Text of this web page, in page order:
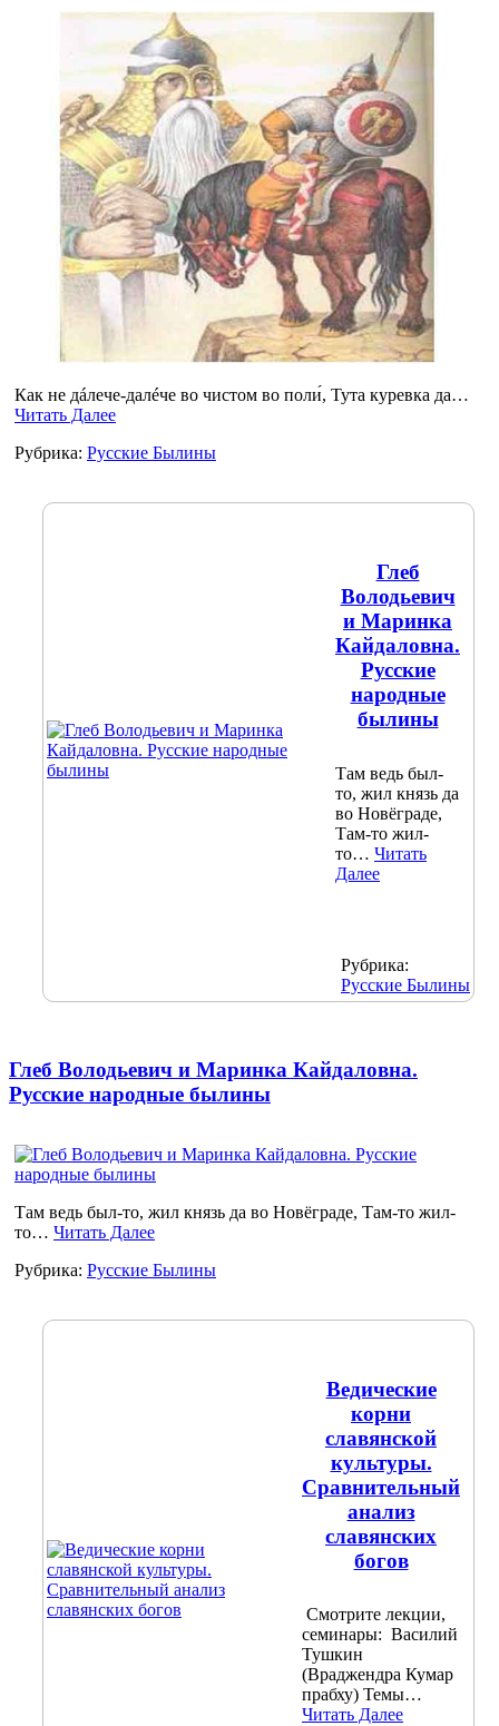
Как не дáлече-далéче во чистом во поли́, Тута куревка да…
Читать Далее
Рубрика: Русские Былины
Глеб
Володьевич
и Маринка
Кайдаловна.
Русские
народные
былины
Там ведь был-
то, жил князь да
во Новёграде,
Там-то жил-
то… Читать
Далее
Рубрика:
Русские Былины
Глеб Володьевич и Маринка Кайдаловна.
Русские народные былины
Там ведь был-то, жил князь да во Новёграде, Там-то жил-
то… Читать Далее
Рубрика: Русские Былины
Ведические
корни
славянской
культуры.
Сравнительный
анализ
славянских
богов
Смотрите лекции,
семинары: Василий
Тушкин
(Враджендра Кумар
прабху) Темы…
Читать Далее